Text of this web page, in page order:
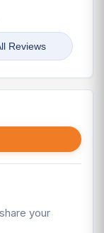
Reviews
your